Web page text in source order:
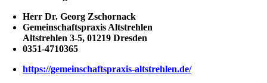
Herr Dr. Georg Zschornack
Gemeinschaftspraxis Altstrehlen
Altstrehlen 3-5, 01219 Dresden
0351-4710365
https://gemeinschaftspraxis-altstrehlen.de/